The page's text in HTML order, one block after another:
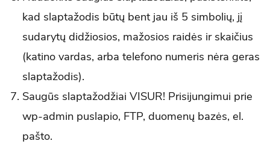
kad slaptažodis būtų bent jau iš 5 simbolių, jį
sudarytų didžiosios, mažosios raidės ir skaičius
(katino vardas, arba telefono numeris nėra geras
slaptažodis).
Saugūs slaptažodžiai VISUR! Prisijungimui prie
wp-admin puslapio, FTP, duomenų bazės, el.
pašto.